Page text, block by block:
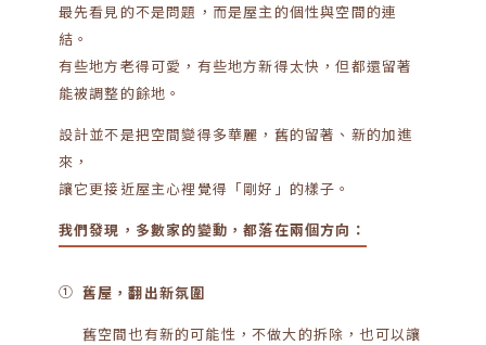
最先看見的不是問題，而是屋主的個性與空間的連
結。
有些地方老得可愛，有些地方新得太快，但都還留著
能被調整的餘地。
設計並不是把空間變得多華麗，舊的留著、新的加進
來，
讓它更接近屋主心裡覺得「剛好」的樣子。
我們發現，多數家的變動，都落在兩個方向：
① 舊屋，翻出新氛圍
舊空間也有新的可能性，不做大的拆除，也可以讓